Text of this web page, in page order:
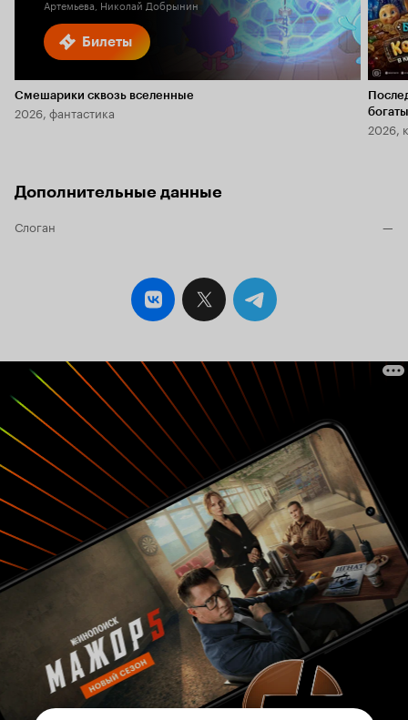
Билеты
Артемьева, Николай Добрынин
Смешарики сквозь вселенные
2026, фантастика
2026,
Дополнительные данные
Слоган —